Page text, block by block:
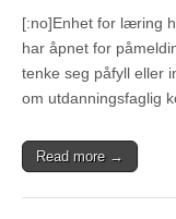
[:no]Enhet for læring
har åpnet for
tenke seg påfyll eller
om utdanningsfaglig
Read more →